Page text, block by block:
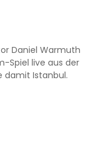
Daniel Warmuth
Spiel live aus der
damit Istanbul.